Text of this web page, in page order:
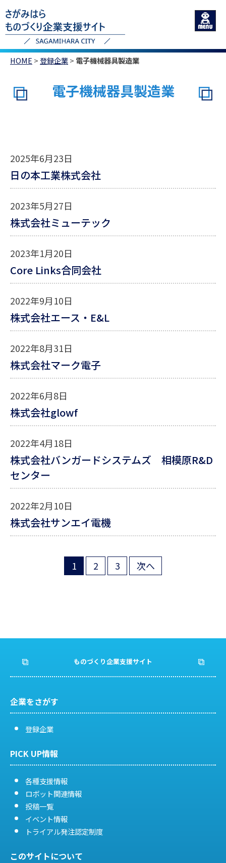
HOME >登録企業> 電子機械器具製造業
電子機械器具製造業
2025年6月23日
日の本工業株式会社
2023年5月27日
株式会社ミューテック
2023年1月20日
Core Links合同会社
2022年9月10日
株式会社エース・E&L
2022年8月31日
株式会社マーク電子
2022年6月8日
株式会社glowf
2022年4月18日
株式会社バンガードシステムズ 相模原R&D
センター
2022年2月10日
株式会社サンエイ電機
投
ペ
ー
ジ
り
1 2 3 次へ
ものづくり企業支援サイト
企業をさがす
登録企業
PICK UP情報
各種支援情報
ロボット関連情報
投稿一覧
イベント情報
トライアル発注認定制度
このサイトについて